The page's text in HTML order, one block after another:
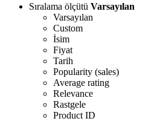
Sıralama ölçütü Varsayılan
Varsayılan
Custom
İsim
Fiyat
Tarih
Popularity (sales)
Average rating
Relevance
Rastgele
Product ID